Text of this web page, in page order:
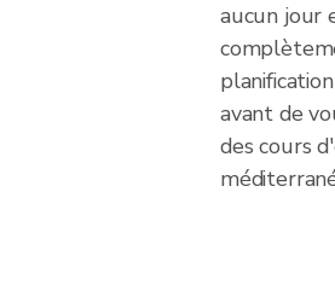
aucun jour
avant de
des cours